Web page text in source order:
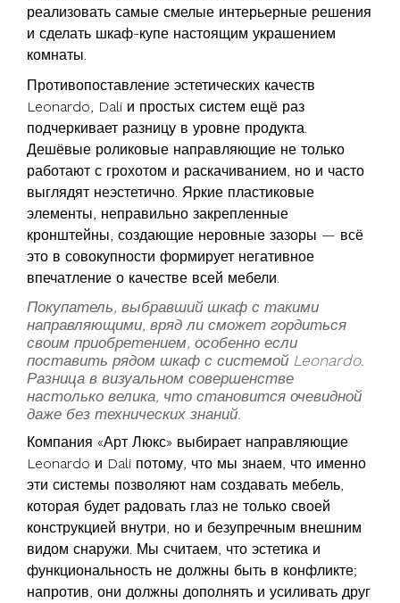
реализовать самые смелые интерьерные решения
и сделать шкаф-купе настоящим украшением
комнаты.
Противопоставление эстетических качеств
Leonardo, Dali и простых систем ещё раз
подчеркивает разницу в уровне продукта.
Дешёвые роликовые направляющие не только
работают с грохотом и раскачиванием, но и часто
выглядят неэстетично. Яркие пластиковые
элементы, неправильно закрепленные
кронштейны, создающие неровные зазоры — всё
это в совокупности формирует негативное
впечатление о качестве всей мебели.
Покупатель, выбравший шкаф с такими
направляющими, вряд ли сможет гордиться
своим приобретением, особенно если
поставить рядом шкаф с системой Leonardo.
Разница в визуальном совершенстве
настолько велика, что становится очевидной
даже без технических знаний.
Компания «Арт Люкс» выбирает направляющие
Leonardo и Dali потому, что мы знаем, что именно
эти системы позволяют нам создавать мебель,
которая будет радовать глаз не только своей
конструкцией внутри, но и безупречным внешним
видом снаружи. Мы считаем, что эстетика и
функциональность не должны быть в конфликте;
напротив, они должны дополнять и усиливать друг